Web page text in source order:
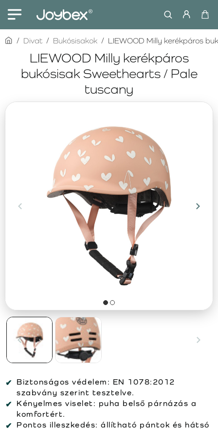
LIEWOOD Milly kerékpáros
bukósisak Sweethearts / Pale
tuscany
homeDivat Bukósisakok LIEWOOD Milly kerékpáros
Biztonságos védelem: EN 1078:2012
szabvány szerint tesztelve.
Kényelmes viselet: puha belső párnázás a
komfortért.
Pontos illeszkedés: állítható pántok és hátsó